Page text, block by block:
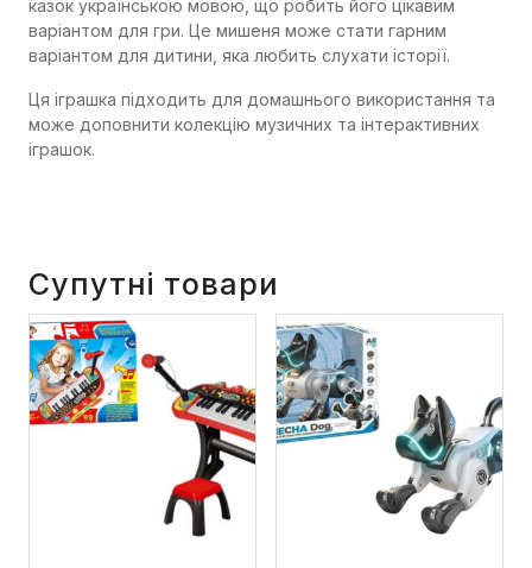
казок українською мовою, що робить його цікавим
варіантом для гри. Це мишеня може стати гарним
варіантом для дитини, яка любить слухати історії.
Ця іграшка підходить для домашнього використання та
може доповнити колекцію музичних та інтерактивних
іграшок.
Супутні товари